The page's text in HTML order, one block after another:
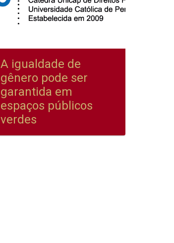
A igualdade de
gênero pode ser
garantida em
espaços públicos
verdes